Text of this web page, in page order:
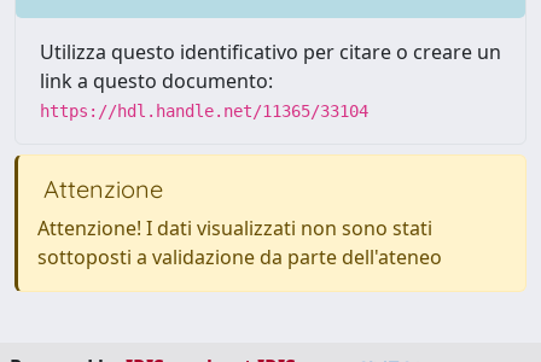
Utilizza questo identificativo per citare o creare un
link a questo documento:
https://hdl.handle.net/11365/33104
Attenzione
Attenzione! I dati visualizzati non sono stati
sottoposti a validazione da parte dell'ateneo